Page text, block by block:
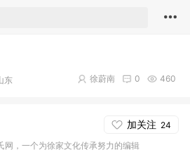
东 460
0
徐蔚南
加关注 24
网，一个为徐家文化传承努力的编辑